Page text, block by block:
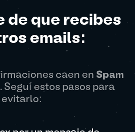
de que recibes
emails:
caen en Spam
. Seguí estos pasos para
evitarlo: